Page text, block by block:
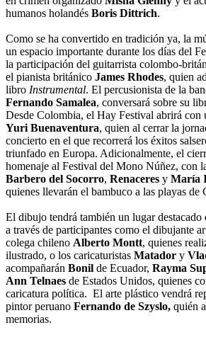
humanos holandés Boris Dittrich.
Como se ha convertido en tradición ya, la
un espacio importante durante los días del
la participación del guitarrista colombo-
el pianista británico James Rhodes, quien
libro Instrumental. El percusionista de la
Fernando Samalea, conversará sobre su
Desde Colombia, el Hay Festival abrirá con
Yuri Buenaventura, quien al cerrar la
concierto en el que recorrerá los éxitos
triunfado en Europa. Adicionalmente, el
homenaje al Festival del Mono Núñez, con
Barbero del Socorro, Renaceres y María
quienes llevarán el bambuco a las playas de
El dibujo tendrá también un lugar destacado
a través de participantes como el dibujante
colega chileno Alberto Montt, quienes
ilustrado, o los caricaturistas Matador y
acompañarán Bonil de Ecuador, Rayma
Ann Telnaes de Estados Unidos, quienes
caricatura política. El arte plástico vendrá
pintor peruano Fernando de Szyslo, quién
memorias.